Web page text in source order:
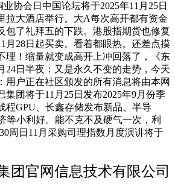
业协会日中国论坛将于2025年11月25日
拉大酒店举行。大A每次高开都有资金
包了礼拜五的下跌。港股指期货也修复
月28日起买卖。看着都眼热。还差点摸
理！缩量就变成高开上冲回落了，《东
24日半夜：又是永久不变的走势，今天
用户正在社区颁发的所有消息将由本网
集团将于11月25日发布2025年9月份季
程GPU、长鑫存储发布新品、半导
等小利好。能不克不及硬气一次，利
周日11月采购司理指数月度演讲将于
团官网信息技术有限公司